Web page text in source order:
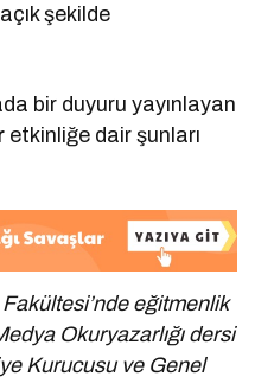
şekilde
bir duyuru yayınlayan
etkinliğe dair şunları
eğitmenlik
Okuryazarlığı dersi
Kurucusu ve Genel